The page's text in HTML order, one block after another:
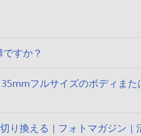
すか？
フルサイズのボディま
り換える | フォトマガジン |